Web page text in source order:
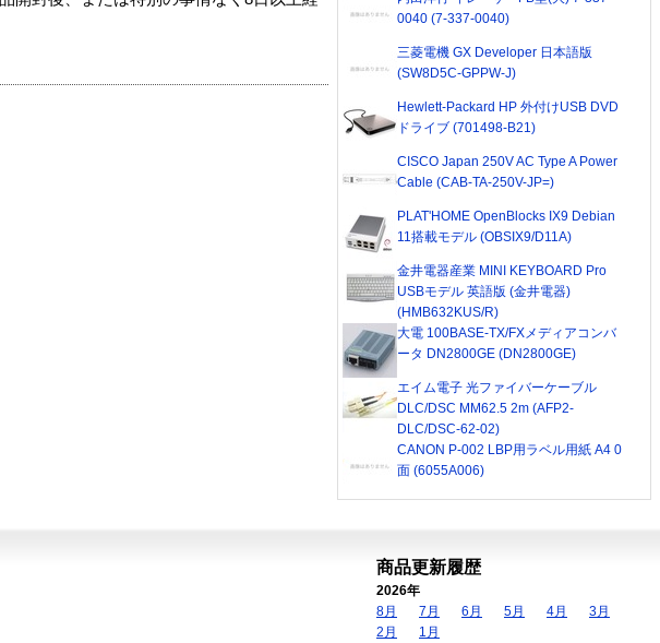
0040 (7-337-0040)
三菱電機 GX Developer 日本語版
(SW8D5C-GPPW-J)
Hewlett-Packard HP 外付けUSB DVD
ドライブ (701498-B21)
CISCO Japan 250V AC Type A Power
Cable (CAB-TA-250V-JP=)
PLAT'HOME OpenBlocks IX9 Debian
11搭載モデル (OBSIX9/D11A)
金井電器産業 MINI KEYBOARD Pro
USBモデル 英語版 (金井電器)
(HMB632KUS/R)
大電 100BASE-TX/FXメディアコンバ
ータ DN2800GE (DN2800GE)
エイム電子 光ファイバーケーブル
DLC/DSC MM62.5 2m (AFP2-
DLC/DSC-62-02)
CANON P-002 LBP用ラベル用紙 A4 0
面 (6055A006)
商品更新履歴
2026年
8月
7月 6月 5月 4月
3月
2月
1月